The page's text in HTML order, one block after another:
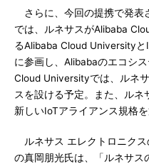
さらに、今回の提携で発表
では、ルネサスがAlibaba
るAlibaba Cloud University
に参画し、Alibabaのエコシ
Cloud Universityでは、ルネ
スを設ける予定。また、ルネ
新しいIoTアライアンス規格
ルネサス エレクトロニク
の真岡朋光氏は、「ルネサス